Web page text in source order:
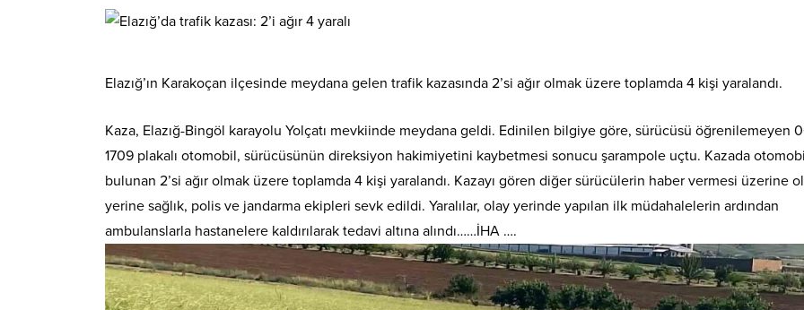
Elazığ’ın Karakoçan ilçesinde meydana gelen trafik kazasında 2’si ağır olmak üzere toplamda 4 kişi yaralandı.
Kaza, Elazığ-Bingöl karayolu Yolçatı mevkiinde meydana geldi. Edinilen bilgiye göre, sürücüsü öğrenilemeyen
1709 plakalı otomobil, sürücüsünün direksiyon hakimiyetini kaybetmesi sonucu şarampole uçtu. Kazada
bulunan 2’si ağır olmak üzere toplamda 4 kişi yaralandı. Kazayı gören diğer sürücülerin haber vermesi üzerine
yerine sağlık, polis ve jandarma ekipleri sevk edildi. Yaralılar, olay yerinde yapılan ilk müdahalelerin ardından
ambulanslarla hastanelere kaldırılarak tedavi altına alındı……İHA ….